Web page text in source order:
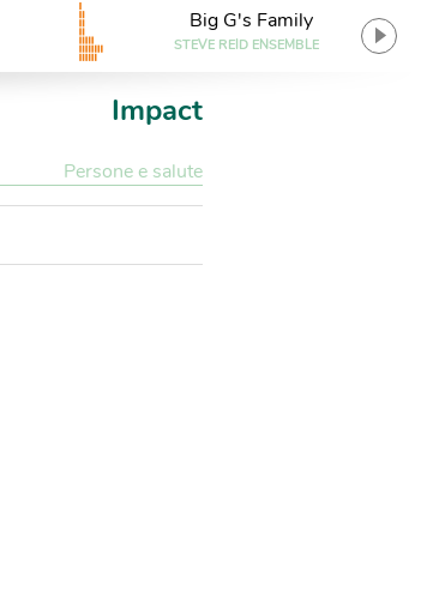
Big G's Family
STEVE REID ENSEMBLE
Impact
Persone e salute